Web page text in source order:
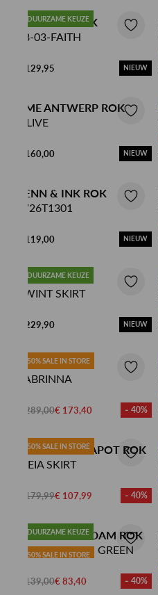
DUURZAME KEUZE
MOSCOW ROK
78-03-FAITH
€ 129,95 NIEUW
AME ANTWERP ROK
OLIVE
€ 160,00 NIEUW
PENN & INK ROK
W26T1301
€ 119,00 NIEUW
DUURZAME KEUZE
OILILY ROK
SWINT SKIRT
€ 229,90 NIEUW
50% SALE IN STORE
BAUM UND
PFERDGARTEN ROK
SABRINNA
€ 289,00€ 173,40 - 40%
50% SALE IN STORE
FABIENNE CHAPOT ROK
MEIA SKIRT
€ 179,99€ 107,99 - 40%
DUURZAME KEUZE
50% SALE IN STORE
POM AMSTERDAM ROK
SKIRT - WAVES GREEN
€ 139,00€ 83,40 - 40%